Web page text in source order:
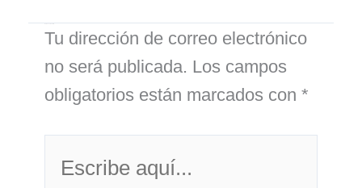
Tu dirección de correo electrónico
no será publicada. Los campos
obligatorios están marcados con *
aquí...